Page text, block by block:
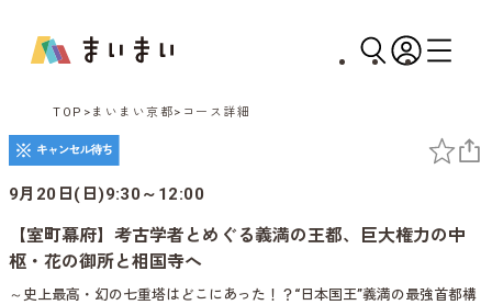
TOP まいまい京都 コース詳細
9月20日(日)9:30～12:00
【室町幕府】考古学者とめぐる義満の王都、巨大権力の中
枢・花の御所と相国寺へ
～史上最高・幻の七重塔はどこにあった！？“日本国王”義満の最強首都構